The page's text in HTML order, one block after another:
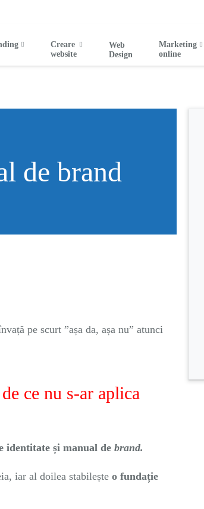
Creare
website
Web
Design
Marketing
online
de brand
pe scurt ”așa da, așa nu” atunci
ce nu s-ar aplica
identitate și manual de brand.
iar al doilea stabilește o fundație